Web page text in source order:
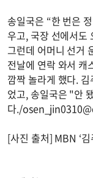
송일국은 “한 번은
우고, 국장 선에서도
그런데 어머니 선거
전날에 연락 와서 캐
깜짝 놀라게 했다.
었고, 송일국은 "안
다./
[사진 출처] MBN ‘